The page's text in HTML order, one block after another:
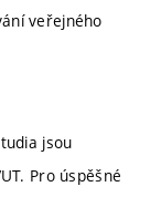
veřejného
jsou
Pro úspěšné